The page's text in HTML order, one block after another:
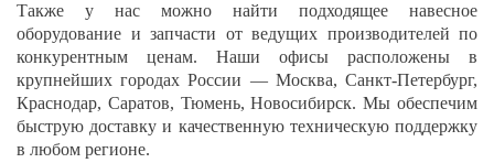
Также у нас можно найти подходящее навесное
оборудование и запчасти от ведущих производителей по
конкурентным ценам. Наши офисы расположены в
крупнейших городах России — Москва, Санкт-Петербург,
Краснодар, Саратов, Тюмень, Новосибирск. Мы обеспечим
быструю доставку и качественную техническую поддержку
в любом регионе.